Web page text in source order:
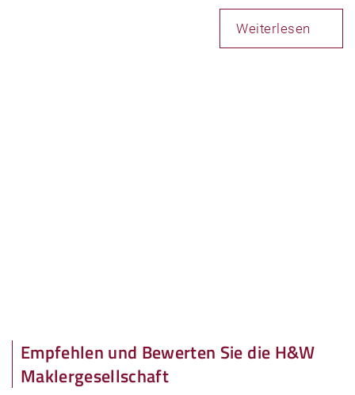
Weiterlesen
Empfehlen und Bewerten Sie die H&W
Maklergesellschaft